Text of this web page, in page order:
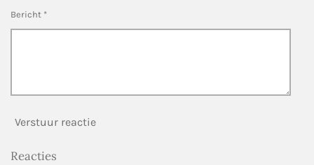
Bericht *
Verstuur reactie
Reacties